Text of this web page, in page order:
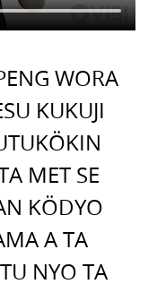
WORA
KUKUJI
MET SE
KÖDYO
A TA
NYO TA